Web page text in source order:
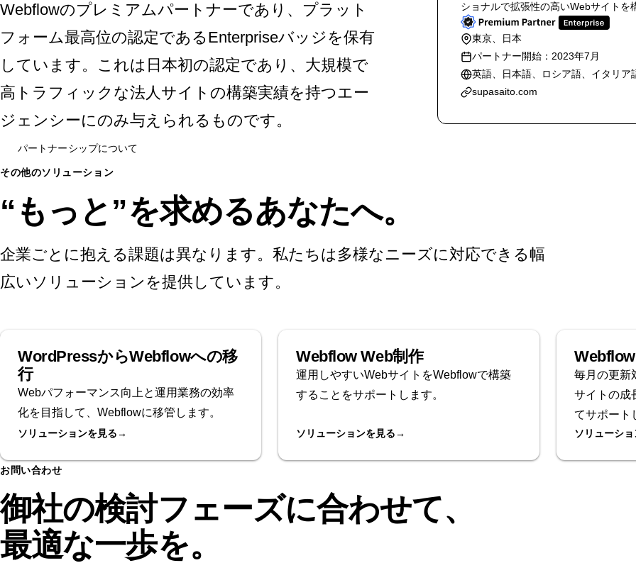
Webflowのプレミアムパートナーであり、プラット
フォーム最高位の認定であるEnterpriseバッジを保有
しています。これは日本初の認定であり、大規模で
高トラフィックな法人サイトの構築実績を持つエー
ジェンシーにのみ与えられるものです。
パートナーシップについて
ショナルで拡張性の高いWebサイトを
東京、日本
パートナー開始：2023年7月
英語、日本語、ロシア語、イタリア
supasaito.com
その他のソリューション
“もっと”を求めるあなたへ。
企業ごとに抱える課題は異なります。私たちは多様なニーズに対応できる幅
広いソリューションを提供しています。
WordPressからWebflowへの移
行
Webパフォーマンス向上と運用業務の効率
化を目指して、Webflowに移管します。
ソリューションを見る→
Webflow Web制作
運用しやすいWebサイトをWebflowで構築
することをサポートします。
ソリューションを見る→
毎月の更新
サイトの成
てサポート
ソリューシ
お問い合わせ
御社の検討フェーズに合わせて、
最適な一歩を。